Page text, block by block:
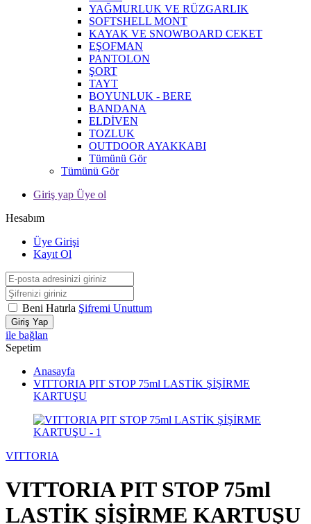
YAĞMURLUK VE RÜZGARLIK
SOFTSHELL MONT
KAYAK VE SNOWBOARD CEKET
EŞOFMAN
PANTOLON
ŞORT
TAYT
BOYUNLUK - BERE
BANDANA
ELDİVEN
TOZLUK
OUTDOOR AYAKKABI
Tümünü Gör
Tümünü Gör
Giriş yap Üye ol
Hesabım
Üye Girişi
Kayıt Ol
Beni Hatırla Şifremi Unuttum
Giriş Yap
ile bağlan
Sepetim
Anasayfa
VITTORIA PIT STOP 75ml LASTİK ŞİŞİRME
KARTUŞU
VITTORIA
VITTORIA PIT STOP 75ml
LASTİK ŞİŞİRME KARTUŞU